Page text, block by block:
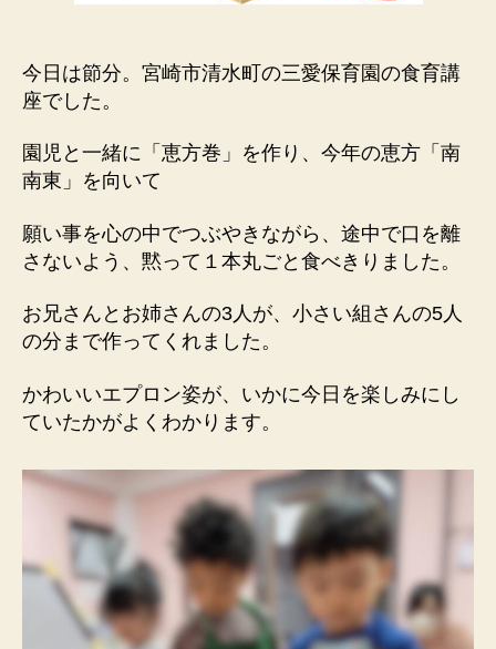
今日は節分。宮崎市清水町の三愛保育園の食育講
座でした。
園児と一緒に「恵方巻」を作り、今年の恵方「南
南東」を向いて
願い事を心の中でつぶやきながら、途中で口を離
さないよう、黙って１本丸ごと食べきりました。
お兄さんとお姉さんの3人が、小さい組さんの5人
の分まで作ってくれました。
かわいいエプロン姿が、いかに今日を楽しみにし
ていたかがよくわかります。